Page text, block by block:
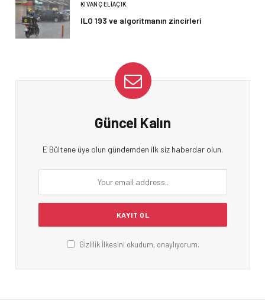
KIVANÇ ELIAÇIK
ILO 193 ve algoritmanın zincirleri
Güncel Kalın
E Bültene üye olun gündemden ilk siz haberdar olun.
Gizlilik İlkesini okudum, onaylıyorum.